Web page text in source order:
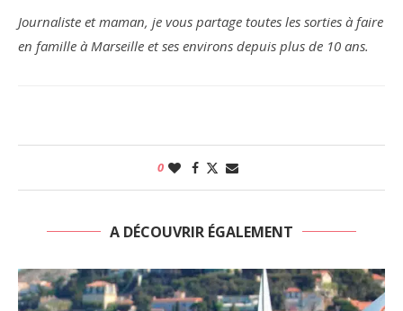
Journaliste et maman, je vous partage toutes les sorties à faire
en famille à Marseille et ses environs depuis plus de 10 ans.
0
A DÉCOUVRIR ÉGALEMENT